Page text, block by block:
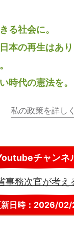
る社会に。
本の再生はあり
時代の憲法を。
私の政策を詳し
チャンネ
事務次官が考
新日時：2026/